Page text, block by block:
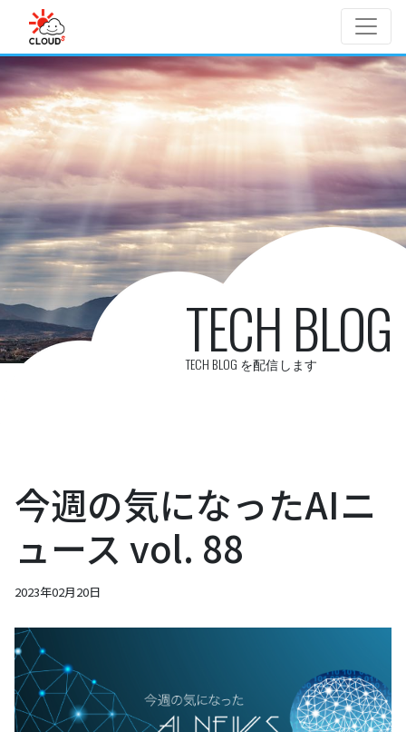
Skip to main content
TECH BLOG
TECH BLOG を配信します
今週の気になったAIニ
ュース vol. 88
2023年02月20日